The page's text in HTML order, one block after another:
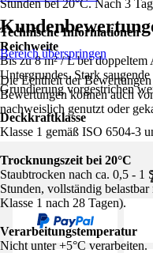
Stunden bei 20°C. Nach 3
Technische Informationen
Reichweite
Bis zu 8 m² / L bei
Untergrundes. Stark
Grundierung vorgestrichen
Deckkraftklasse
Klasse 1 gemäß ISO 6504-3
Trocknungszeit bei 20°C
Staubtrocken nach ca. 0,5 - 1
Stunden, vollständig
Klasse 1 nach 28 Tagen).
Verarbeitungstemperatur
Nicht unter +5°C verarbeiten.
Bereich überspringen
Die Echtheit der
Bewertungen können auch
nachweislich genutzt oder